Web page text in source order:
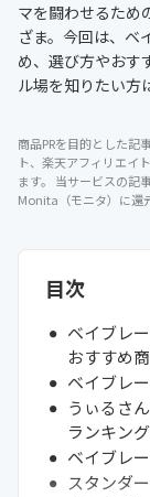
マを闘わせるため
ざま。今回は、ベ
め、選び方やおす
ル場を知りたい方
商品PRを目的とした
ト、楽天アフィリエイ
ます。 当サービスの記
Monita（モニタ）に還
目次
ベイブレ
おすすめ
ベイブレ
うぃるさ
ランキン
ベイブレ
スタンダ